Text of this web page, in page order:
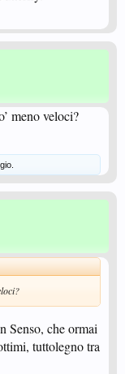
meno veloci?
Senso, che ormai
tuttolegno tra